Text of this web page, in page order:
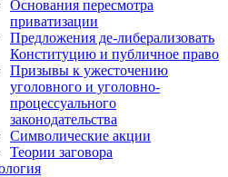
Основания пересмотра
приватизации
Предложения де-либерализовать
Конституцию и публичное право
Призывы к ужесточению
уголовного и уголовно-
процессуального
законодательства
Символические акции
Теории заговора